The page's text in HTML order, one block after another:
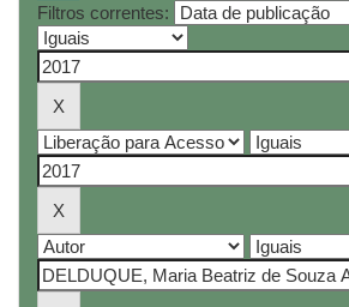
Filtros correntes: